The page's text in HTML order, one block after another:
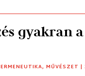
gyakran
,MŰVÉSZET |